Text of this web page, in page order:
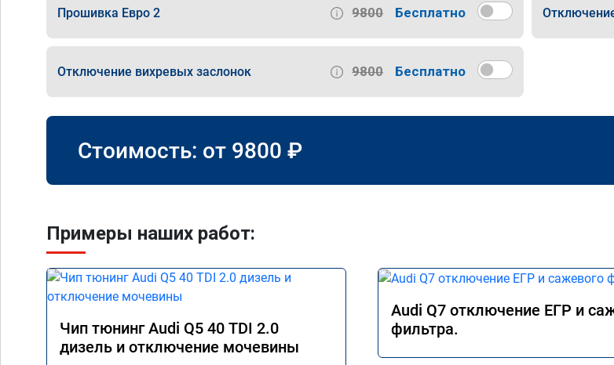
Прошивка Евро 2 9800 Бесплатно
Отключение вихревых заслонок 9800 Бесплатно
Стоимость: от 9800 ₽
Примеры наших работ:
Чип тюнинг Audi Q5 40 TDI 2.0
дизель и отключение мочевины
Audi Q7 отключение ЕГР и
фильтра.